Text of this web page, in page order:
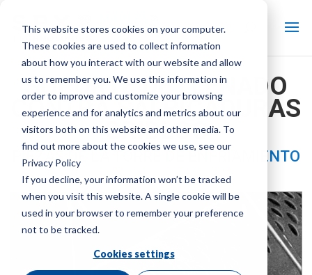
This website stores cookies on your computer.
These cookies are used to collect information
about how you interact with our website and allow
us to remember you. We use this information in
order to improve and customize your browsing
experience and for analytics and metrics about our
visitors both on this website and other media. To
find out more about the cookies we use, see our
Privacy Policy
If you decline, your information won’t be tracked
when you visit this website. A single cookie will be
used in your browser to remember your preference
not to be tracked.
Cookies settings
SOPORTE DE LLENADO
CONTRA SALPICADURAS
GRIDLOC
PIEZAS DE LA TORRE DE ENFRIAMIENTO
Marca:Marley| Tipo de producto:Piezas de la torre de
enfriamiento